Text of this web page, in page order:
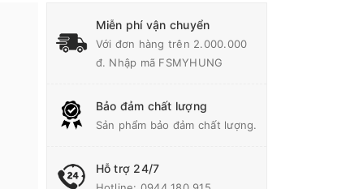
Miễn phí vận chuyển
Với đơn hàng trên 2.000.000
đ. Nhập mã FSMYHUNG
Bảo đảm chất lượng
Sản phẩm bảo đảm chất lượng.
Hỗ trợ 24/7